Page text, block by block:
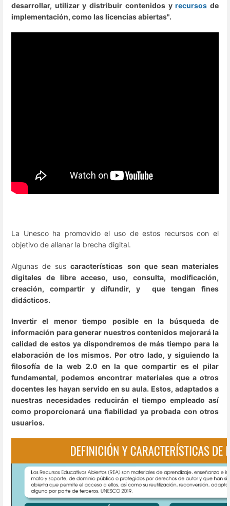
desarrollar, utilizar y distribuir contenidos yrecursos de
implementación, como las licencias abiertas".
La Unesco ha promovido el uso de estos recursos con el
objetivo de allanar la brecha digital.
Algunas de suscaracterísticas son que sean materiales
digitales de libre acceso, uso, consulta, modificación,
creación, compartir y difundir, y que tengan fines
didácticos.
Invertir el menor tiempo posible en la búsqueda de
información para generar nuestros contenidos mejorará la
calidad de estos ya dispondremos de más tiempo para la
elaboración de los mismos. Por otro lado, y siguiendo la
filosofía de la web 2.0 en la que compartir es el pilar
fundamental, podemos encontrar materiales que a otros
docentes les hayan servido en su aula. Estos, adaptados a
nuestras necesidades reducirán el tiempo empleado así
como proporcionará una fiabilidad ya probada con otros
usuarios.